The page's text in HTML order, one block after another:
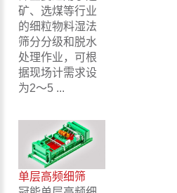
矿、选煤等行业
的细粒物料湿法
筛分分级和脱水
处理作业，可根
据现场计需求设
为2～5 ...
单层高频细筛